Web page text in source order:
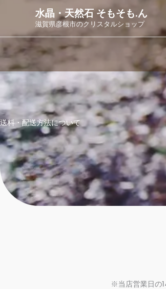
ス
キ
ッ
プ
水晶・天然石 そもそも.ん
滋賀県彦根市のクリスタルショップ
送料・配送方法について
※当店営業日の